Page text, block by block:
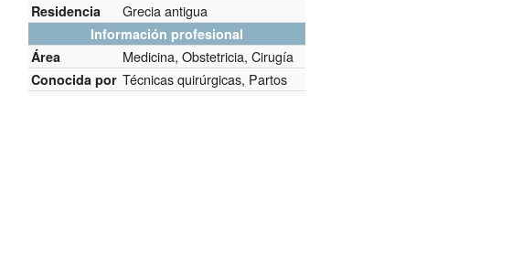
Residencia
Grecia antigua
Información profesional
Área
Medicina, Obstetricia, Cirugía
Conocida por Técnicas quirúrgicas, Partos